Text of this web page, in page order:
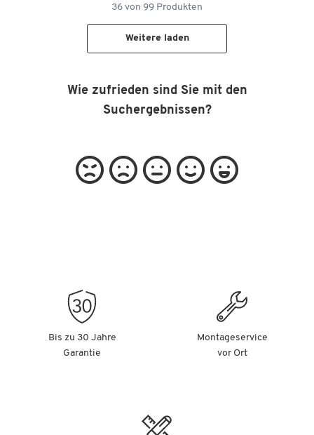
36 von 99 Produkten
Weitere laden
Wie zufrieden sind Sie mit den
Suchergebnissen?
Bis zu 30 Jahre
Garantie
Montageservice
vor Ort